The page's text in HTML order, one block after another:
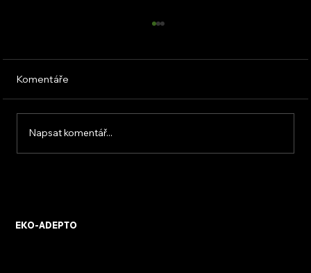
Komentáře
Napsat komentář...
EKO-ADEPTO